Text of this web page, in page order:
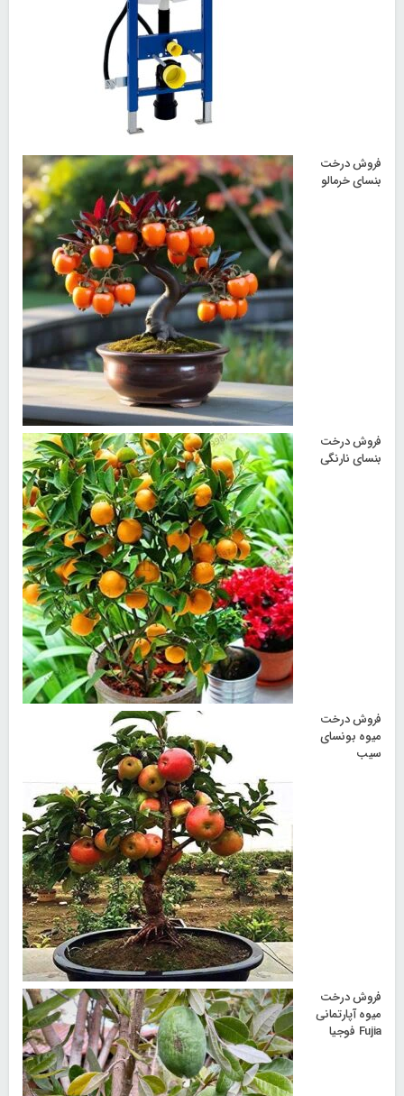
فروش درخت
بنسای خرمالو
فروش درخت
بنسای نارنگی
فروش درخت
میوه بونسای
سیب
فروش درخت
میوه آپارتمانی
Fujia فوجیا